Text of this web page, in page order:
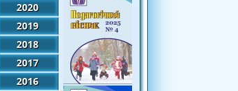
2020
2019
2018
2017
2016
ставлення до себе та